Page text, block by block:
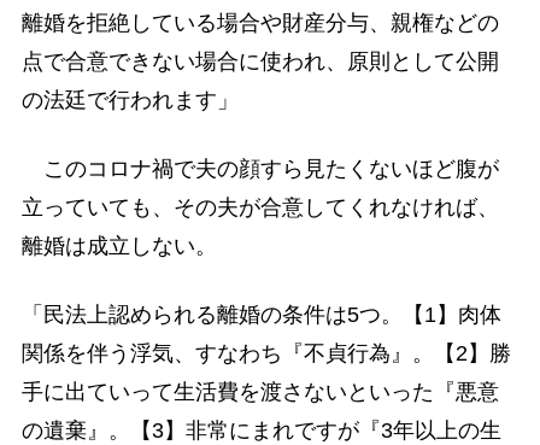
離婚を拒絶している場合や財産分与、親権などの
点で合意できない場合に使われ、原則として公開
の法廷で行われます」
このコロナ禍で夫の顔すら見たくないほど腹が
立っていても、その夫が合意してくれなければ、
離婚は成立しない。
「民法上認められる離婚の条件は5つ。【1】肉体
関係を伴う浮気、すなわち『不貞行為』。【2】勝
手に出ていって生活費を渡さないといった『悪意
の遺棄』。【3】非常にまれですが『3年以上の生